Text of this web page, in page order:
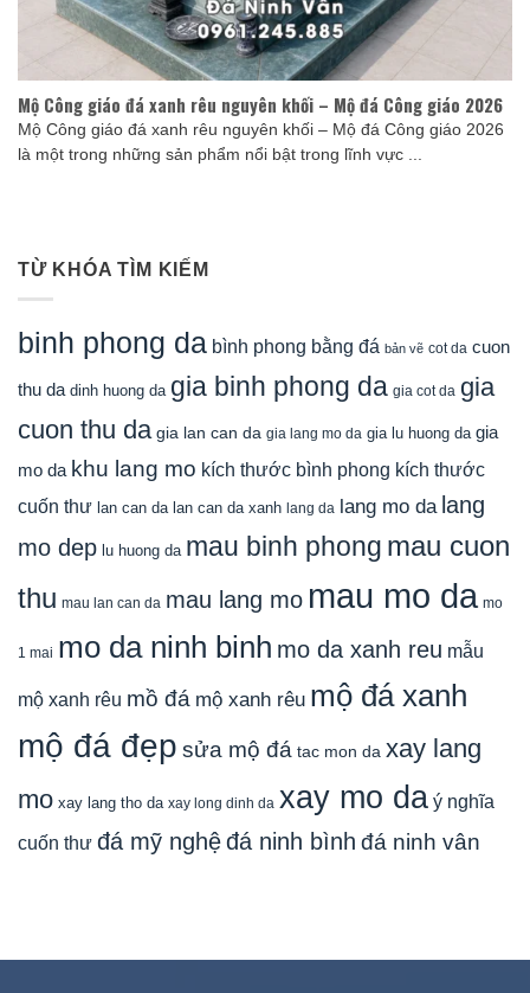
Mộ Công giáo đá xanh rêu nguyên khối – Mộ đá Công giáo 2026
Mộ Công giáo đá xanh rêu nguyên khối – Mộ đá Công giáo 2026
là một trong những sản phẩm nổi bật trong lĩnh vực ...
TỪ KHÓA TÌM KIẾM
binh phong da bình phong bằng đá bản vẽ cot da cuon
thu da dinh huong da gia binh phong da gia cot da gia
cuon thu da gia lan can da gia lang mo da gia lu huong da gia
mo da khu lang mo kích thước bình phong kích thước
cuốn thư lan can da lan can da xanh lang da lang mo da lang
mo dep lu huong da mau binh phong mau cuon
thu mau lan can da mau lang mo mau mo da mo
1 mai mo da ninh binh mo da xanh reu mẫu
mộ xanh rêu mồ đá mộ xanh rêu mộ đá xanh
mộ đá đẹp sửa mộ đá tac mon da xay lang
mo xay lang tho da xay long dinh da xay mo da ý nghĩa
cuốn thư đá mỹ nghệđá ninh bình đá ninh vân